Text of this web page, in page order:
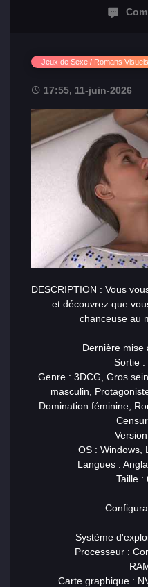
Jeux de Sexe / Romans
17:55, 11-juin-2026
DESCRIPTION : Vous
et découvrez que
chanceuse au
Dernière mise
Sortie :
Genre : 3DCG, Gros
masculin,
Domination féminine,
OS : Windows,
Langues :
Taille :
Système
Processeur :
Carte graphique :